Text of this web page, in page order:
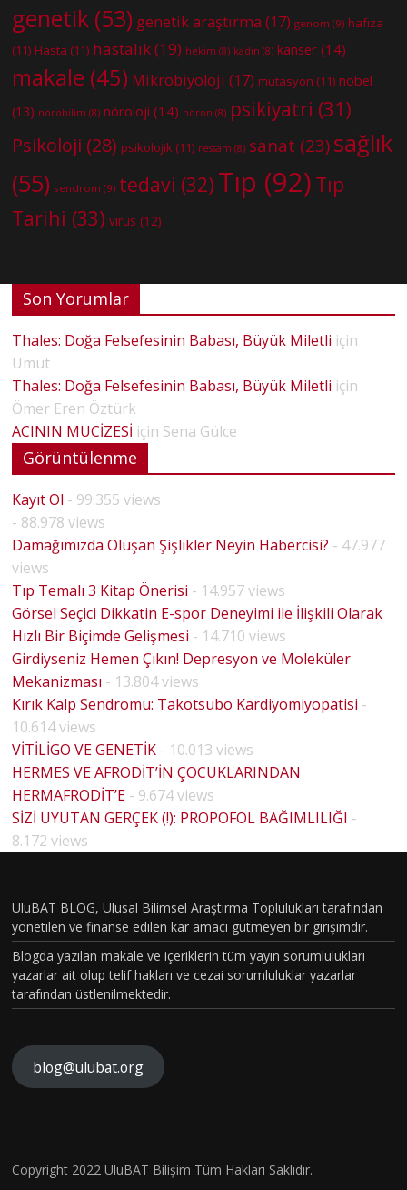
genetik (53) genetik araştırma (17) genom (9) hafıza
(11) Hasta (11) hastalık(19) hekim (8) kadın (8) kanser (14)
makale (45) Mikrobiyoloji (17) mutasyon (11) nobel
(13) nörobilim (8) nöroloji (14) nöron (8) psikiyatri (31)
Psikoloji (28) psikolojik (11) ressam (8) sanat (23) sağlık
(55) sendrom (9) tedavi (32) Tıp (92) Tıp
Tarihi (33) virüs (12)
Son Yorumlar
Thales: Doğa Felsefesinin Babası, Büyük Miletli için
Umut
Thales: Doğa Felsefesinin Babası, Büyük Miletli için
Ömer Eren Öztürk
ACININ MUCİZESİ için Sena Gülce
Görüntülenme
Kayıt Ol - 99.355 views
- 88.978 views
Damağımızda Oluşan Şişlikler Neyin Habercisi? - 47.977
views
Tıp Temalı 3 Kitap Önerisi - 14.957 views
Görsel Seçici Dikkatin E-spor Deneyimi ile İlişkili Olarak
Hızlı Bir Biçimde Gelişmesi - 14.710 views
Girdiyseniz Hemen Çıkın! Depresyon ve Moleküler
Mekanizması - 13.804 views
Kırık Kalp Sendromu: Takotsubo Kardiyomiyopatisi -
10.614 views
VİTİLİGO VE GENETİK - 10.013 views
HERMES VE AFRODİT’İN ÇOCUKLARINDAN
HERMAFRODİT’E - 9.674 views
SİZİ UYUTAN GERÇEK (!): PROPOFOL BAĞIMLILIĞI -
8.172 views
UluBAT BLOG, Ulusal Bilimsel Araştırma Toplulukları tarafından
yönetilen ve finanse edilen kar amacı gütmeyen bir girişimdir.
Blogda yazılan makale ve içeriklerin tüm yayın sorumlulukları
yazarlar ait olup telif hakları ve cezai sorumluluklar yazarlar
tarafından üstlenilmektedir.
blog@ulubat.org
Copyright 2022 UluBAT Bilişim Tüm Hakları Saklıdır.
Miras